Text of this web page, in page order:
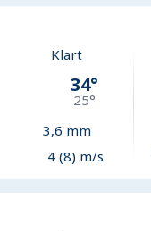
Klart
34°
25°
3,6 mm
4 (8) m/s